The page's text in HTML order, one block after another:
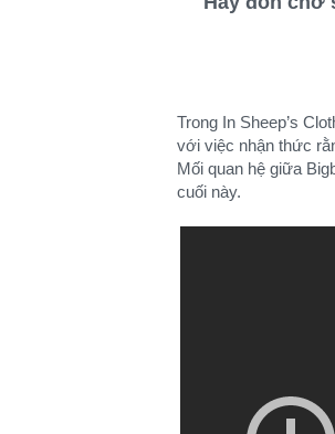
Trong In Sheep’s
với việc nhận thức
Mối quan hệ giữa
cuối này.